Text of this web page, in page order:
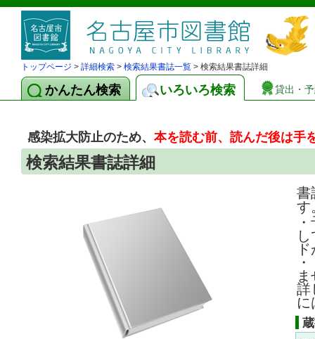
トップページ > 詳細検索 > 検索結果書誌一覧 > 検索結果書誌詳細
かんたん検索 いろいろ検索 貸出・
感染拡大防止のため、本を読む前、読んだ後は手
検索結果書誌詳細
書
す
詳
に